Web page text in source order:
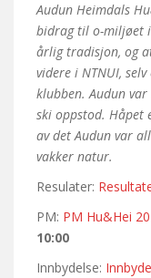
Audun Heimdals
bidrag til o-miljøet
årlig tradisjon, og
videre i NTNUI,
klubben. Audun
ski oppstod. Håpet
av detAudun var
vakker natur.
Resulater:
PM: PM Hu&Hei
10:00
Innbydelse: